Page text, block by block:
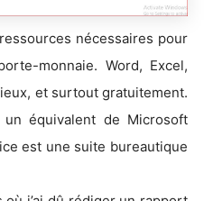
nécessaires pour
monnaie. Word, Excel,
et surtout gratuitement.
équivalent de Microsoft
est une suite bureautique